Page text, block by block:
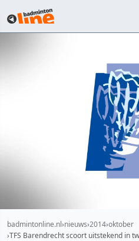
badmintonline.nl nieuws 2014 oktober
TFS Barendrecht scoort uitstekend in